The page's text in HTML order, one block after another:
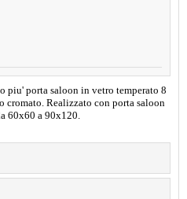
piu' porta saloon in vetro temperato 8
cromato. Realizzato con porta saloon
60x60 a 90x120.